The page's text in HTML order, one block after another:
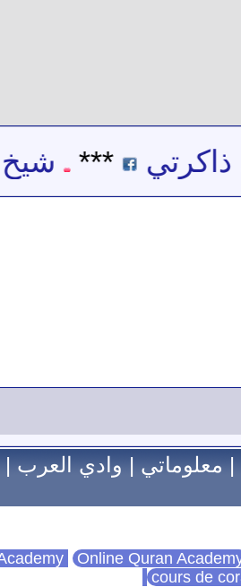
*** شيخ
|معلوماتي|وادي العرب
Online Quran
cours de